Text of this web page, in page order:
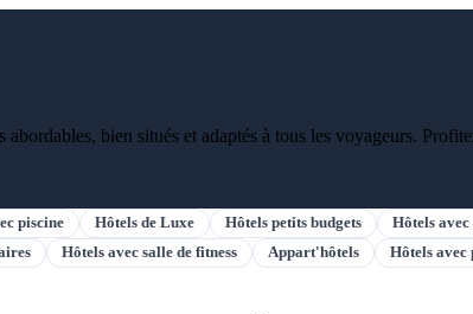
bien situés et adaptés à tous les voyageurs.
piscine Hôtels de Luxe Hôtels petits budgets
Hôtels avec
Hôtels avec salle de fitness Appart'hôtels Hôtels avec